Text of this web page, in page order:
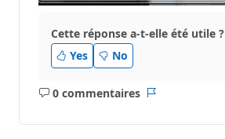
Cette réponse a-t-elle été utile ?
Yes
No
0 commentaires
Aucun